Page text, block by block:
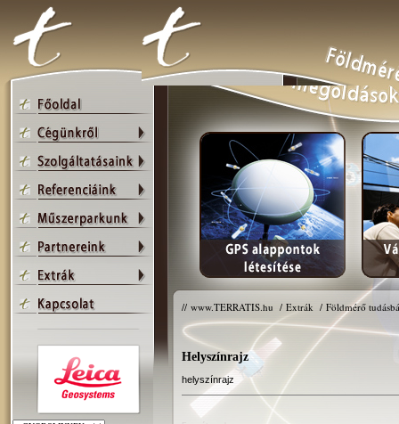
// www.TERRATIS.hu / Extrák / Földmérő
Helyszínrajz
helyszínrajz